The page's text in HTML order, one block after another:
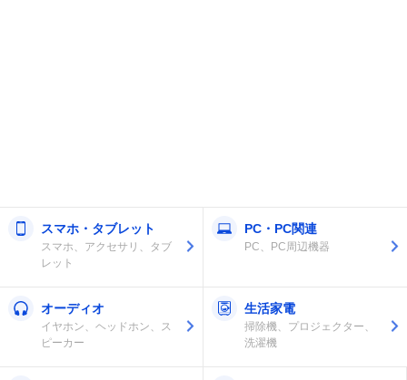
スマホ・タブレット
スマホ、アクセサリ、タブ
レット
PC・PC関連
PC、PC周辺機器
オーディオ
イヤホン、ヘッドホン、ス
ピーカー
生活家電
掃除機、プロジェクター、
洗濯機